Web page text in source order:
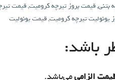
بتنی,قیمت بروز تیرچه کرومیت,قیمت
یونولیت تیرچه کرومیت,قیمت یونولیت
باشد:
الزامیمی‌باشد.